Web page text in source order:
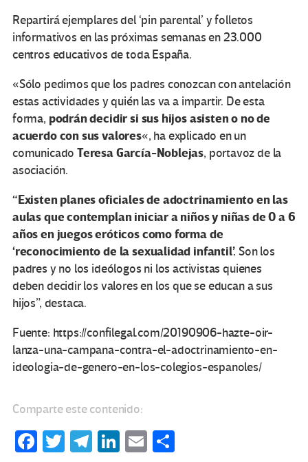
Repartirá ejemplares del ‘pin parental’ y folletos
informativos en las próximas semanas en 23.000
centros educativos de toda España.
«Sólo pedimos que los padres conozcan con antelación
estas actividades y quién las va a impartir. De esta
forma, podrán decidir si sus hijos asisten o no de
acuerdo con sus valores«, ha explicado en un
comunicadoTeresa García-Noblejas, portavoz de la
asociación.
“Existen planes oficiales de adoctrinamiento en las
aulas que contemplan iniciar a niños y niñas de 0 a 6
años en juegos eróticos como forma de
‘reconocimiento de la sexualidad infantil’. Son los
padres y no los ideólogos ni los activistas quienes
deben decidir los valores en los que se educan a sus
hijos”, destaca.
Fuente: https://confilegal.com/20190906-hazte-oir-
lanza-una-campana-contra-el-adoctrinamiento-en-
ideologia-de-genero-en-los-colegios-espanoles/
Comparte este contenido:
Fa T
Te Li
E